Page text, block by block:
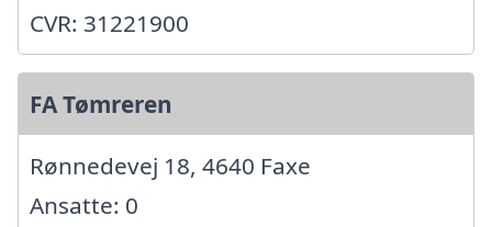
CVR: 31221900
FA Tømreren
Rønnedevej 18, 4640 Faxe
Ansatte: 0